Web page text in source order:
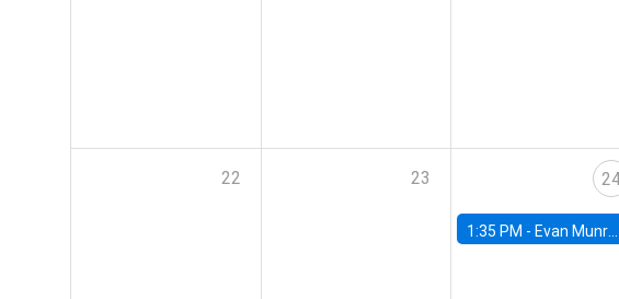
22 23
1:35 PM - Evan Munro, Neyman Visiting Assistant Professor in the Department of Statistics at UC Berkeley